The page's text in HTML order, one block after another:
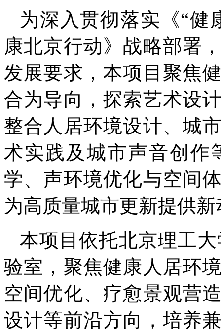
为深入贯彻落实《“健
康北京行动》战略部署
发展要求，本项目聚焦
合为导向，探索艺术设
整合人居环境设计、城
术实践及城市声音创作
学、声环境优化与空间
为高质量城市更新提供
本项目依托北京理工
验室，聚焦健康人居环
空间优化、疗愈景观营
设计等前沿方向，培养